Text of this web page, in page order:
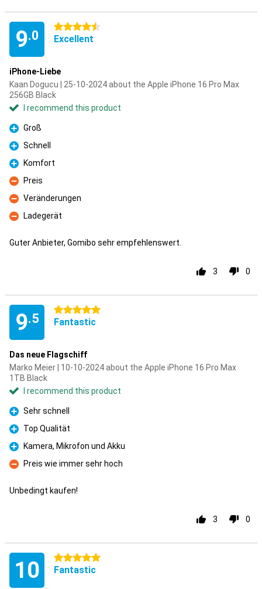
9.0
4.5 stars
Excellent
iPhone-Liebe
Kaan Dogucu | 25-10-2024 about the Apple iPhone 16 Pro Max
256GB Black
I recommend this product
Pro
Groß
Pro
Schnell
Pro
Komfort
Con
Preis
Con
Veränderungen
Con
Ladegerät
Guter Anbieter, Gomibo sehr empfehlenswert.
3 0
9.5
5 stars
Fantastic
Das neue Flagschiff
Marko Meier | 10-10-2024 about the Apple iPhone 16 Pro Max
1TB Black
I recommend this product
Pro
Sehr schnell
Pro
Top Qualität
Pro
Kamera, Mikrofon und Akku
Con
Preis wie immer sehr hoch
Unbedingt kaufen!
3 0
10 5 stars
Fantastic